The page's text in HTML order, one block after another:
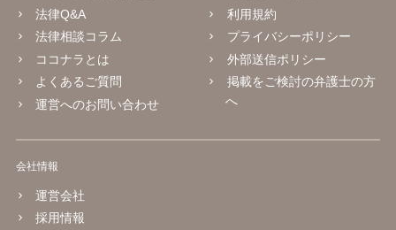
法律Q&A
法律相談コラム
ココナラとは
よくあるご質問
運営へのお問い合わせ
利用規約
プライバシーポリシー
外部送信ポリシー
掲載をご検討の弁護士の方
へ
会社情報
運営会社
採用情報